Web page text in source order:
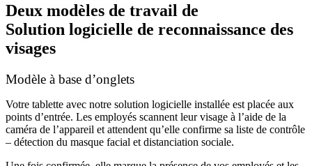
Deux modèles de travail de
Solution logicielle de reconnaissance des
visages
Modèle à base d’onglets
Votre tablette avec notre solution logicielle installée est placée aux
points d’entrée. Les employés scannent leur visage à l’aide de la
caméra de l’appareil et attendent qu’elle confirme sa liste de contrôle
– détection du masque facial et distanciation sociale.